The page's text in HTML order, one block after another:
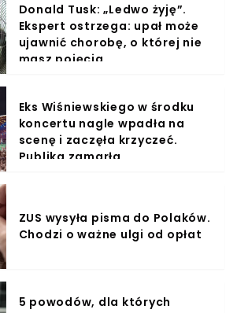
Donald Tusk: „Ledwo żyję”.
Ekspert ostrzega: upał może
ujawnić chorobę, o której nie
masz pojęcia
Eks Wiśniewskiego w środku
koncertu nagle wpadła na
scenę i zaczęła krzyczeć.
Publika zamarła
ZUS wysyła pisma do Polaków.
Chodzi o ważne ulgi od opłat
5 powodów, dla których